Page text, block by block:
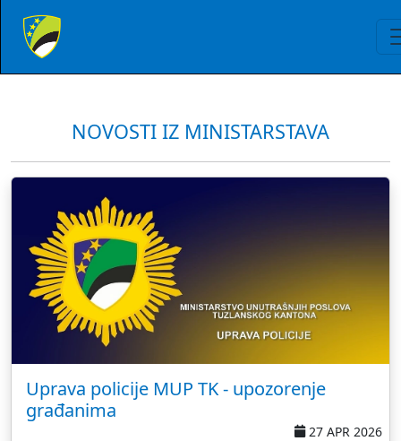
NOVOSTI IZ MINISTARSTAVA
Uprava policije MUP TK - upozorenje
građanima
27 APR 2026